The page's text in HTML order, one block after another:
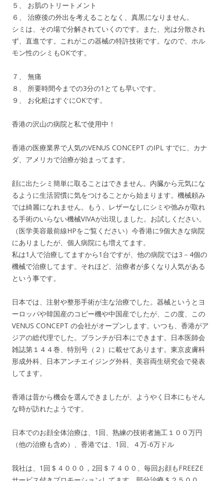
５、 お肌のトリートメント
６、 治療後の外出を考えることなく、真黒になりません。
シミは、その場で分解されていくのです。また、光は分散され
ず、直進です。これがこの器械の特許技術です。なので、ホル
モン性のシミもOKです。
７、 無痛
８、 所要時間今までの3分の1とても早いです。
９、 お化粧はすぐにOKです。
香港の沢山の病院と私で使用中！
香港の医療業界で人気のVENUS CONCEPT のIPL すでに、カナ
ダ、アメリカで治療が始まってます。
顔に出たシミ簡単に取ることはできません。内臓から元気にな
るように生活習慣に気をつけることから始まります。機械頼み
では綺麗になれません。もう、レザーなしにシミや弛みが取れ
る手術のいらない機械VIVAが出現しました。お試しください。
（医学美容最前線HPをご覧ください）今香港に9個大きな病院
にありましたが、個人病院にも増えてます。
私は1人で治療してますから1台ですが、他の病院では3－4個の
機械で治療してます。それほど、治療者が多くなり人気がある
という事です。
日本では、注射や整形手術が主な治療でした。器械というとヨ
ーロッパや韓国産のコピー機や中国産でしたが、この度、この
VENUS CONCEPT の会社がオープンします。いつも、香港がア
ジアの総代理でした。ブランチが日本にできます。日本医師会
雑誌第１４４巻、特別号（２）に載せてあります。東京皮膚科
形成外科、日本アンチエイジング外科、美容両生研究会で発表
してます。
香港は昔から機会を選んできましたが、ようやく日本にもそん
な時が訪れたようです。
日本でのお顔全体治療は、1回、熟練の技術者施工１００万円
（他の治療も含め）、香港では、1回、４万-6万ドル
我社は、1回＄４０００，2回＄７４００、毎回お顔もFREEZE